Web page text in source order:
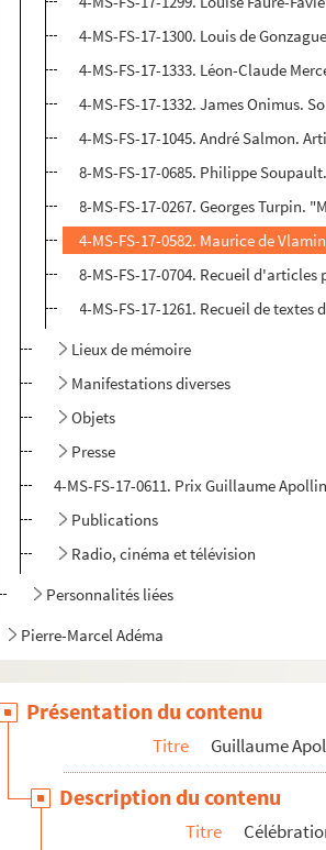
4-MS-FS-17-1300. Louis de
4-MS-FS-17-1333. Léon-Claude
4-MS-FS-17-1332. James Onimus.
4-MS-FS-17-1045. André Salmon.
8-MS-FS-17-0685. Philippe
8-MS-FS-17-0267. Georges Turpin.
4-MS-FS-17-0582. Maurice de
8-MS-FS-17-0704. Recueil
4-MS-FS-17-1261. Recueil de
Lieux de mémoire
Manifestations diverses
Objets
Presse
4-MS-FS-17-0611. Prix Guillaume
Publications
Radio, cinéma et télévision
Personnalités liées
Pierre-Marcel Adéma
Présentation du contenu
Titre Guillaume
Description du contenu
Titre